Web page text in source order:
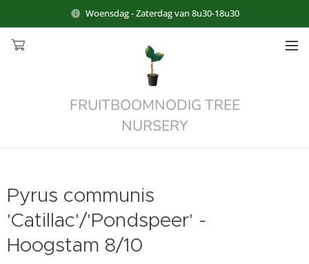
Woensdag - Zaterdag van 8u30-18u30
FRUITBOOMNODIG TREE
NURSERY
Pyrus communis
'Catillac'/'Pondspeer' -
Hoogstam 8/10